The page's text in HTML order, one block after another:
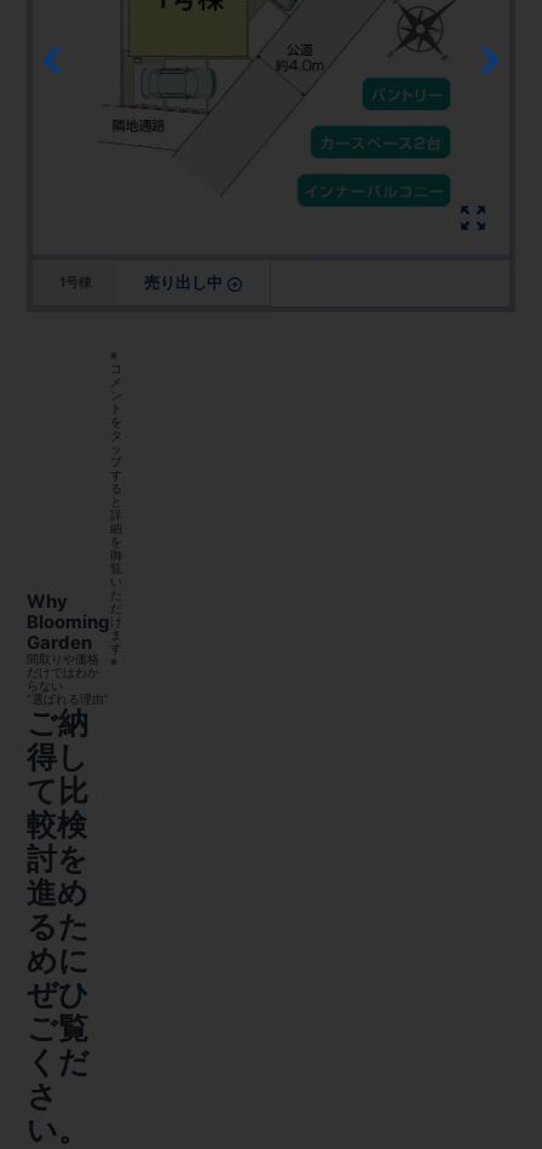
1号棟 売り出し中
Why
Blooming
Garden
間取りや価格
だけではわか
らない
“選ばれる理由”
ご納
得し
て比
較検
討を
進め
るた
めに
ぜひ
ご覧
くだ
さ
い。
※
コ
メ
ン
ト
を
タ
ッ
プ
す
る
と
詳
細
を
御
覧
い
た
だ
け
ま
す
※